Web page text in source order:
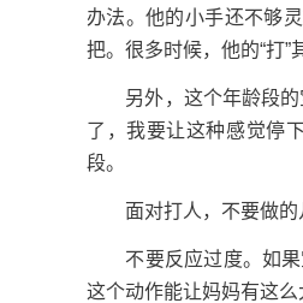
办法。他的小手还不够
把。很多时候，他的“打”
另外，这个年龄段的宝
了，我要让这种感觉停
段。
面对打人，不要做的
不要反应过度。如果
这个动作能让妈妈有这